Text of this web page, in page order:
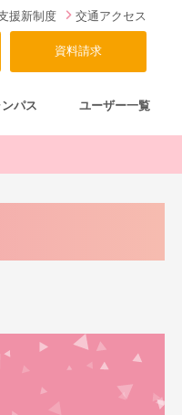
援新制度 交通アクセス
資料請求
パス ユーザー一覧